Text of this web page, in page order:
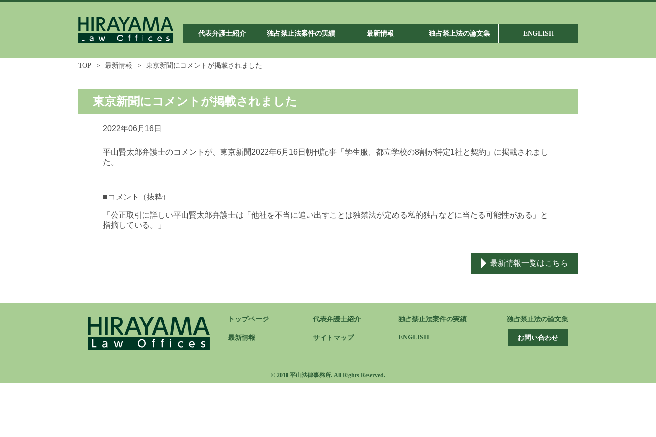
代表弁護士紹介 独占禁止法案件の実績 最新情報 独占禁止法の論文集 ENGLISH
TOP > 最新情報 > 東京新聞にコメントが掲載されました
東京新聞にコメントが掲載されました
2022年06月16日
平山賢太郎弁護士のコメントが、東京新聞2022年6月16日朝刊記事「学生服、都立学校の8割が特定1社と契約」に掲載されまし
た。
■コメント（抜粋）
「公正取引に詳しい平山賢太郎弁護士は「他社を不当に追い出すことは独禁法が定める私的独占などに当たる可能性がある」と
指摘している。」
最新情報一覧はこちら
トップページ 代表弁護士紹介 独占禁止法案件の実績 独占禁止法の論文集
最新情報 サイトマップ ENGLISH お問い合わせ
© 2018 平山法律事務所. All Rights Reserved.